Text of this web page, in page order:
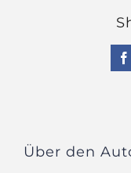
Über den